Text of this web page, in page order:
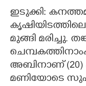
CARTOONS
ZOOM
ഇടുക്കി:
മുങ്ങി മരിച്ചു.
അബിനാണ് (20)
മണിയോടെ